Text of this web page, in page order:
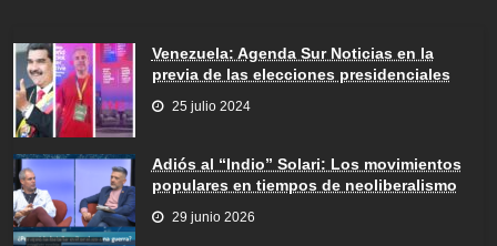
Venezuela: Agenda Sur Noticias en la
previa de las elecciones presidenciales
25 julio 2024
Adiós al “Indio” Solari: Los movimientos
populares en tiempos de neoliberalismo
29 junio 2026